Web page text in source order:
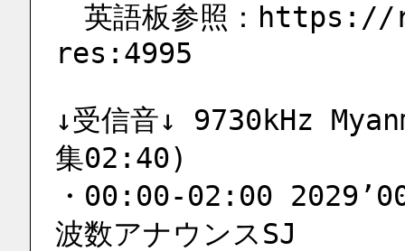
英語板参照：
res:4995
↓受信音↓ 9730kHz
集02:40)
・00:00-02:00
波数アナウンスSJ